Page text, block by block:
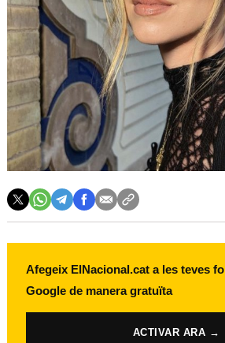
Afegeix ElNacional.cat a les teves
Google de manera gratuïta
ACTIVAR ARA →